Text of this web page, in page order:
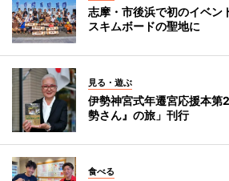
志摩・市後浜で初のイベ
スキムボードの聖地に
見る・遊ぶ
伊勢神宮式年遷宮応援本
勢さん』の旅」刊行
食べる